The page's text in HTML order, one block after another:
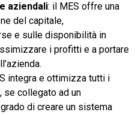
aziendali: il MES offre una
del capitale,
e sulle disponibilità in
i profitti e a portare
integra e ottimizza tutti i
se collegato ad un
di creare un sistema